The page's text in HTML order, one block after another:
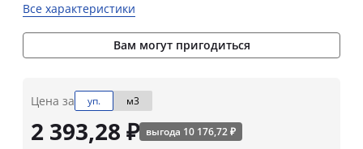
Все характеристики
Вам могут пригодиться
Цена за уп. м3
2 393,28 ₽ выгода 10 176,72 ₽